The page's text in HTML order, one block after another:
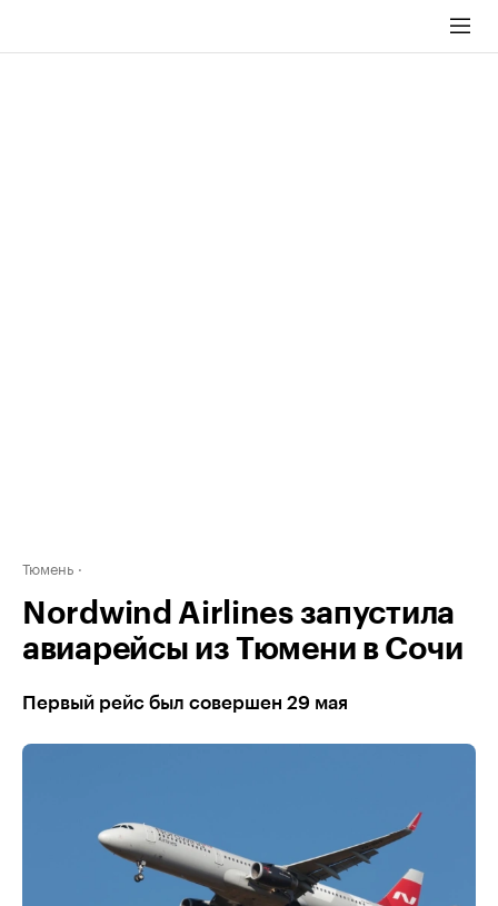
Тюмень
Nordwind Airlines запустила
авиарейсы из Тюмени в Сочи
Первый рейс был совершен 29 мая